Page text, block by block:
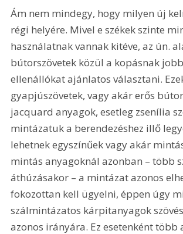
Ám nem mindegy, hogy milyen új
régi helyére. Mivel e székek szinte
használatnak vannak kitéve, az ún.
bútorszövetek közül a kopásnak
ellenállókat ajánlatos választani.
gyapjúszövetek, vagy akár erős
jacquard anyagok, esetleg zsenília
mintázatuk a berendezéshez illő
lehetnek egyszínűek vagy akár
mintás anyagoknál azonban – több
áthúzásakor – a mintázat azonos
fokozottan kell ügyelni, éppen úgy
szálmintázatos kárpitanyagok
azonos irányára. Ez esetenként több